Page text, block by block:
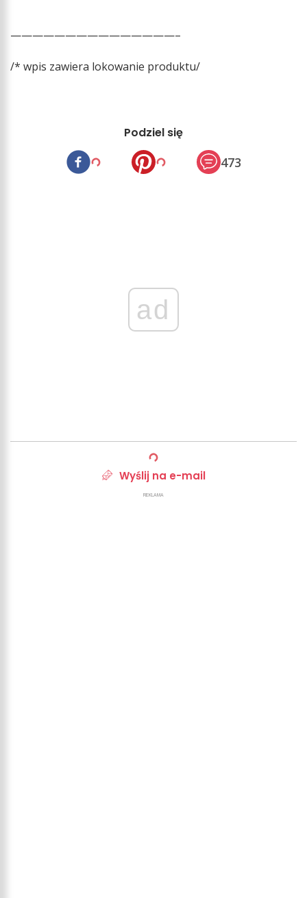
———————————————–
/* wpis zawiera lokowanie produktu/
Podziel się
473
ad
Wyślij na e-mail
REKLAMA